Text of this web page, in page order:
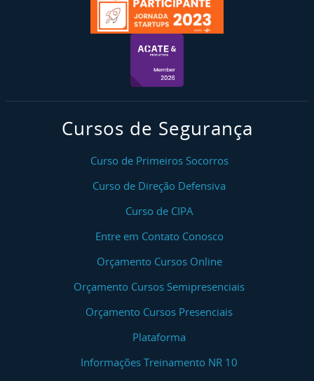
Cursos de Segurança
Curso de Primeiros Socorros
Curso de Direção Defensiva
Curso de CIPA
Entre em Contato Conosco
Orçamento Cursos Online
Orçamento Cursos Semipresenciais
Orçamento Cursos Presenciais
Plataforma
Informações Treinamento NR 10